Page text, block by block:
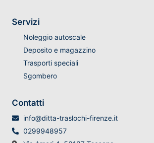
Servizi
Noleggio autoscale
Deposito e magazzino
Trasporti speciali
Sgombero
Contatti
info@ditta-traslochi-firenze.it
0299948957